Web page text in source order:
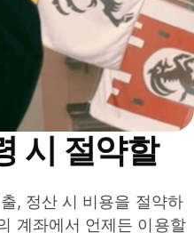
시 절약할
, 정산 시 비용을 절약하
계좌에서 언제든 이용할